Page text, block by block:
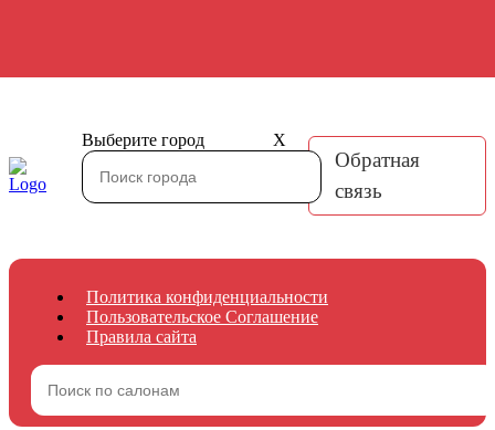
Выберите город X
Обратная
связь
Политика конфиденциальности
Пользовательское Соглашение
Правила сайта